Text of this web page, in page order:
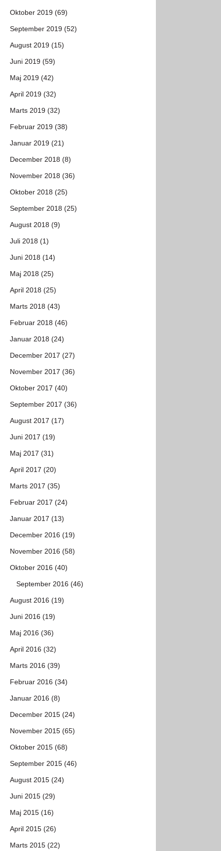
Oktober 2019 (69)
September 2019 (52)
August 2019 (15)
Juni 2019 (59)
Maj 2019 (42)
April 2019 (32)
Marts 2019 (32)
Februar 2019 (38)
Januar 2019 (21)
December 2018 (8)
November 2018 (36)
Oktober 2018 (25)
September 2018 (25)
August 2018 (9)
Juli 2018 (1)
Juni 2018 (14)
Maj 2018 (25)
April 2018 (25)
Marts 2018 (43)
Februar 2018 (46)
Januar 2018 (24)
December 2017 (27)
November 2017 (36)
Oktober 2017 (40)
September 2017 (36)
August 2017 (17)
Juni 2017 (19)
Maj 2017 (31)
April 2017 (20)
Marts 2017 (35)
Februar 2017 (24)
Januar 2017 (13)
December 2016 (19)
November 2016 (58)
Oktober 2016 (40)
September 2016 (46)
August 2016 (19)
Juni 2016 (19)
Maj 2016 (36)
April 2016 (32)
Marts 2016 (39)
Februar 2016 (34)
Januar 2016 (8)
December 2015 (24)
November 2015 (65)
Oktober 2015 (68)
September 2015 (46)
August 2015 (24)
Juni 2015 (29)
Maj 2015 (16)
April 2015 (26)
Marts 2015 (22)